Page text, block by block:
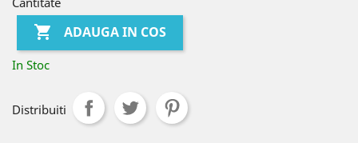
 ADAUGA IN COS
In Stoc
Distribuiti